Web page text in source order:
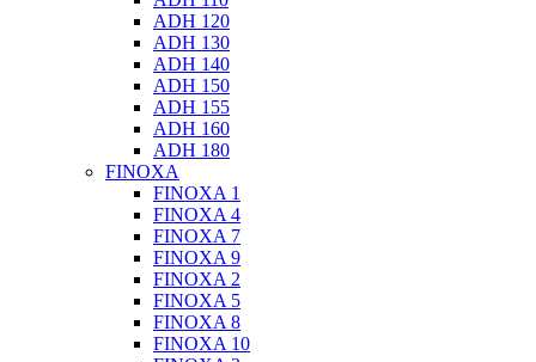
ADH 120
ADH 130
ADH 140
ADH 150
ADH 155
ADH 160
ADH 180
FINOXA
FINOXA 1
FINOXA 4
FINOXA 7
FINOXA 9
FINOXA 2
FINOXA 5
FINOXA 8
FINOXA 10